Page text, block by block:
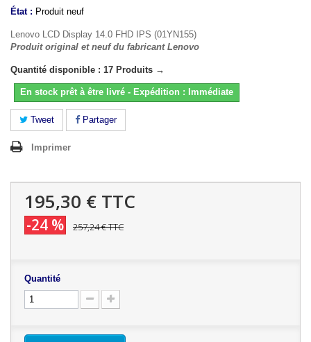
État : Produit neuf
Lenovo LCD Display 14.0 FHD IPS (01YN155)
Produit original et neuf du fabricant Lenovo
Quantité disponible : 17 Produits →
En stock prêt à être livré - Expédition : Immédiate
Tweet Partager
Imprimer
195,30 € TTC
-24 % 257,24 €TTC
Quantité